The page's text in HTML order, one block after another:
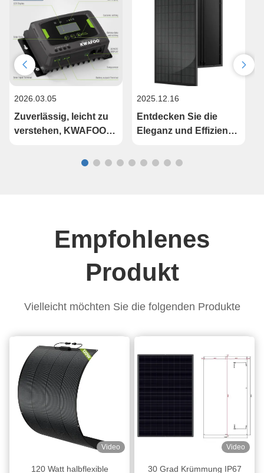
2026.03.05
Zuverlässig, leicht zu
verstehen, KWAFOO
Marine MPPT Solar
2025.12.16
Entdecken Sie die
Eleganz und Effizienz
Empfohlenes
Produkt
Vielleicht möchten Sie die folgenden Produkte
Video
120 Watt halbflexible
Video
30 Grad Krümmung IP67